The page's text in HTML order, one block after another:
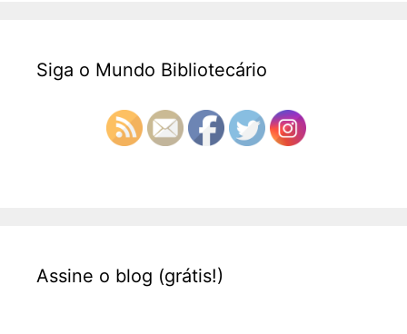
Siga o Mundo Bibliotecário
Assine o blog (grátis!)